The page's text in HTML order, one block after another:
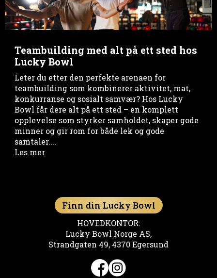
Teambuilding med alt på ett sted hos
Lucky Bowl
Leter du etter den perfekte arenaen for
teambuilding som kombinerer aktivitet, mat,
konkurranse og sosialt samvær? Hos Lucky
Bowl får dere alt på ett sted – en komplett
opplevelse som styrker samholdet, skaper gode
minner og gir rom for både lek og gode
samtaler....
Les mer
Finn din Lucky Bowl
HOVEDKONTOR:
Lucky Bowl Norge AS,
Strandgaten 49, 4370 Egersund